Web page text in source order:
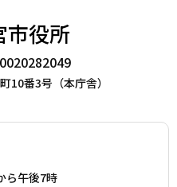
市役所
番3号（本庁舎）
午後7時